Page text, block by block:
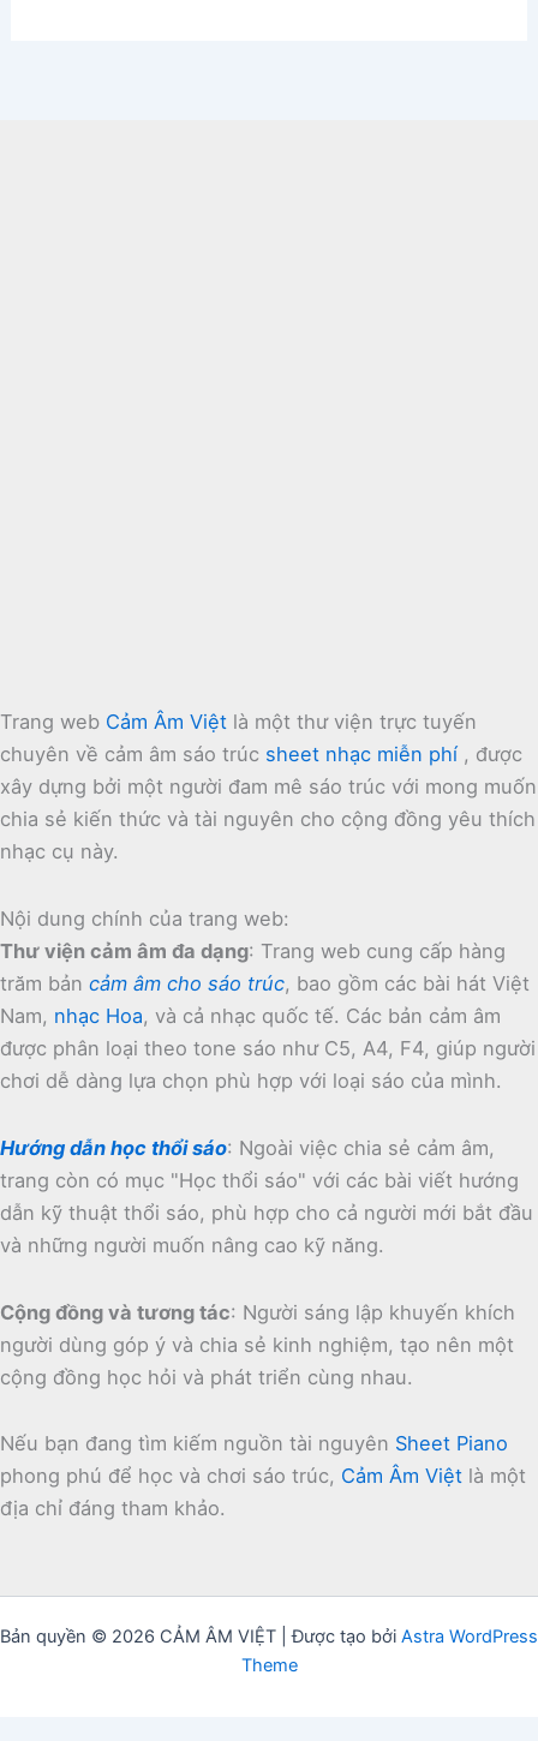
Trang web Cảm Âm Việt là một thư viện trực tuyến
chuyên về cảm âm sáo trúc sheet nhạc miễn phí , được
xây dựng bởi một người đam mê sáo trúc với mong muốn
chia sẻ kiến thức và tài nguyên cho cộng đồng yêu thích
nhạc cụ này.
Nội dung chính của trang web:
Thư viện cảm âm đa dạng: Trang web cung cấp hàng
trăm bản cảm âm cho sáo trúc, bao gồm các bài hát Việt
Nam, nhạc Hoa, và cả nhạc quốc tế. Các bản cảm âm
được phân loại theo tone sáo như C5, A4, F4, giúp người
chơi dễ dàng lựa chọn phù hợp với loại sáo của mình.
Hướng dẫn học thổi sáo: Ngoài việc chia sẻ cảm âm,
trang còn có mục "Học thổi sáo" với các bài viết hướng
dẫn kỹ thuật thổi sáo, phù hợp cho cả người mới bắt đầu
và những người muốn nâng cao kỹ năng.
Cộng đồng và tương tác: Người sáng lập khuyến khích
người dùng góp ý và chia sẻ kinh nghiệm, tạo nên một
cộng đồng học hỏi và phát triển cùng nhau.
Nếu bạn đang tìm kiếm nguồn tài nguyên Sheet Piano
phong phú để học và chơi sáo trúc, Cảm Âm Việt là một
địa chỉ đáng tham khảo.
Bản quyền © 2026 CẢM ÂM VIỆT | Được tạo bởi Astra WordPress
Theme